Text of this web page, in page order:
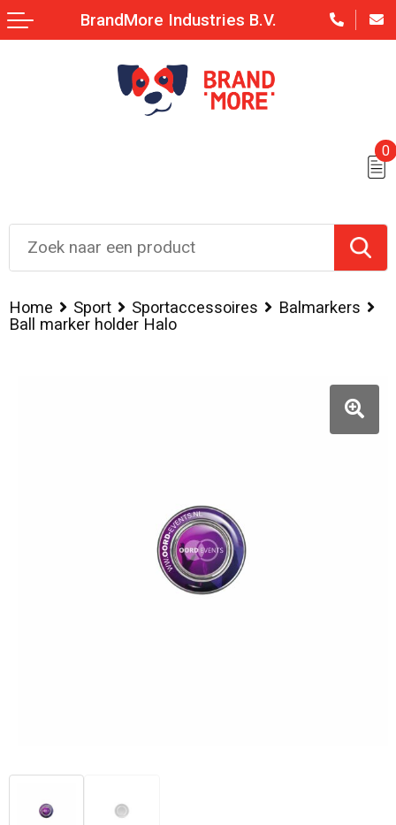
0
BrandMore Industries B.V.
Home Sport Sportaccessoires
Balmarkers
Ball marker holder Halo